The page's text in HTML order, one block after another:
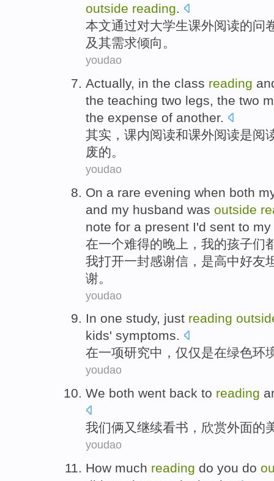
outside reading.
本文通过对大学生课外阅读的问
及其需求倾向 。
youdao
Actually, in the class reading
the teaching two legs, the two
the expense of another.
其实 ，课内阅读和课外阅读是阅
废的。
youdao
On a rare evening when both
and my husband was outside
note for a present I'd sent to my
在一个难得的晚上 ， 我的孩子们
我打开一封感谢信，是高中好友
谢。
youdao
In one study, just reading
kids' symptoms.
在一项研究中， 仅仅是在绿色环
youdao
We both went back to reading
我们俩又继续看书，欣赏外面的
youdao
How much reading do you do